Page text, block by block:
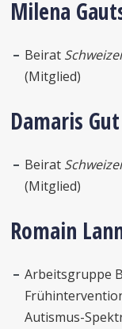
Milena
Beirat
(Mitglied)
Damaris Gut
Beirat
(Mitglied)
Romain
Arbeitsgruppe
Autismus-